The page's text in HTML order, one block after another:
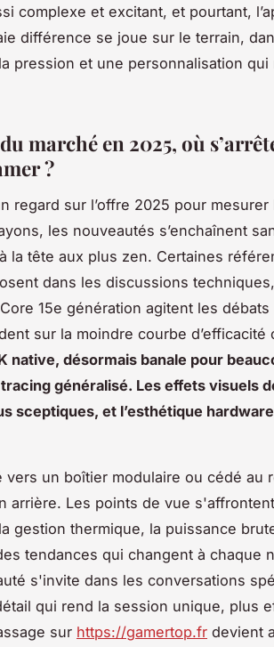
complexe et excitant, et pourtant,
différence se joue sur le terrain,
pression et une personnalisation
marché en 2025, où
?
regard sur l’offre 2025 pour mesurer
les nouveautés s’enchaînent
la tête aux plus zen. Certaines
dans les discussions
15e génération agitent les
sur la moindre courbe d’efficacité
native, désormais banale pour
généralisé. Les effets visuels
sceptiques, et l’esthétique
vers un boîtier modulaire ou cédé au
arrière. Les points de vue
gestion thermique, la puissance
tendances qui changent à chaque
s'invite dans les conversations
qui rend la session unique, plus
sur https://gamertop.fr devient